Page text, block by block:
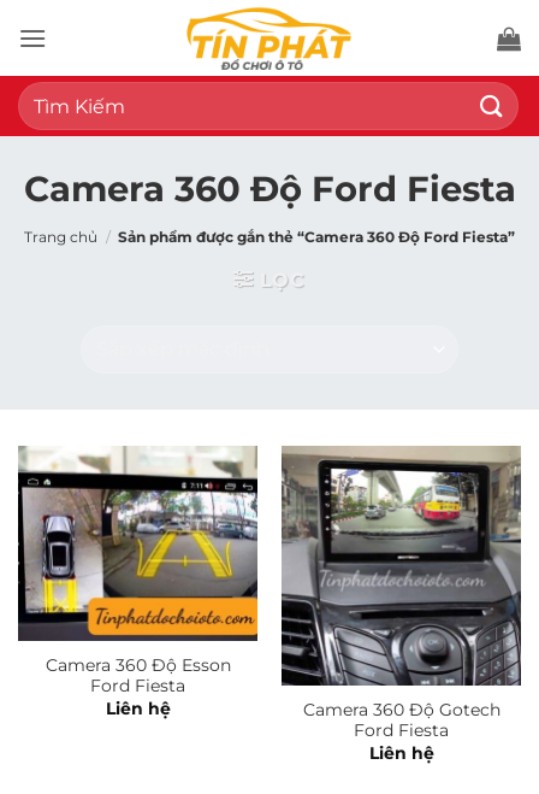
qua
nội
dung
Tìm
kiếm:
Camera 360 Độ Ford Fiesta
Trang chủ / Sản phẩm được gắn thẻ “Camera 360 Độ Ford Fiesta”
LỌC
Camera 360 Độ Esson
Ford Fiesta
Liên hệ
Camera 360 Độ Gotech
Ford Fiesta
Liên hệ